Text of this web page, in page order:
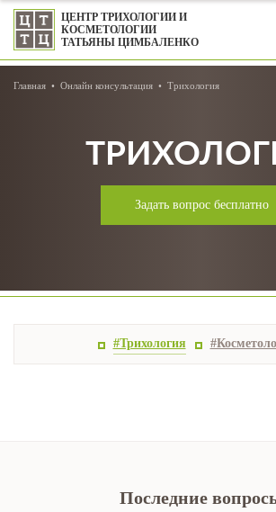
ЦЕНТР ТРИХОЛОГИИ И
КОСМЕТОЛОГИИ
ТАТЬЯНЫ ЦИМБАЛЕНКО
Главная Онлайн консультация Трихология
Задать вопрос бесплатно
#Трихология
Последние